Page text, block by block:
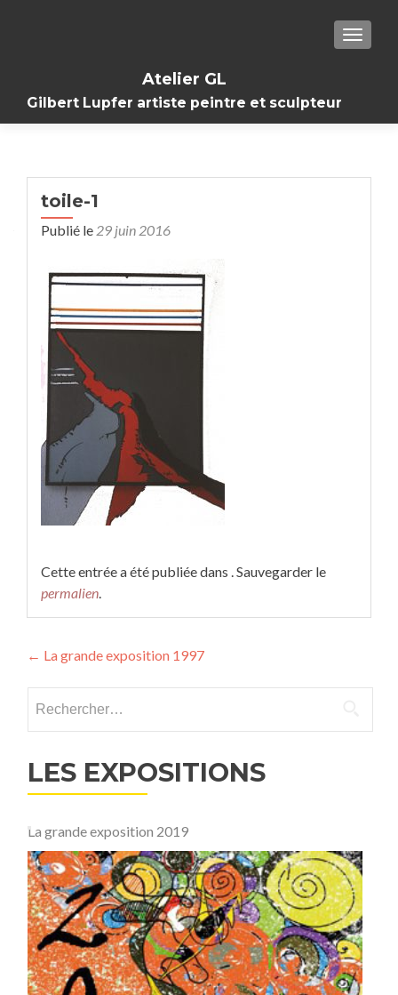
Atelier GL
Gilbert Lupfer artiste peintre et sculpteur
toile-1
Publié le 29 juin 2016
Cette entrée a été publiée dans . Sauvegarder le
permalien.
Navigation
des
articles
← La grande exposition 1997
LES EXPOSITIONS
La grande exposition 2019